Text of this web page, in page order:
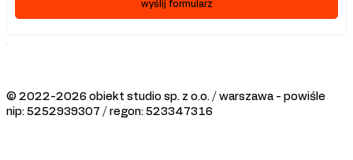
wyślij formularz
© 2022-2026 obiekt studio sp. z o.o. / warszawa - powiśle
nip: 5252939307 / regon: 523347316